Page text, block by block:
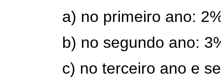
a) no primeiro ano:
b) no segundo ano:
c) no terceiro ano e